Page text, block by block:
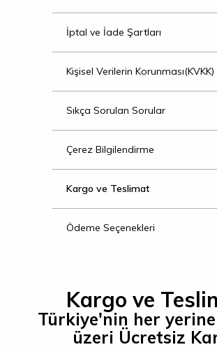
İptal ve İade Şartları
Kişisel Verilerin Korunması(KVKK)
Sıkça Sorulan Sorular
Çerez Bilgilendirme
Kargo ve Teslimat
Ödeme Seçenekleri
Kargo ve
Türkiye'nin her
üzeri Ücretsiz